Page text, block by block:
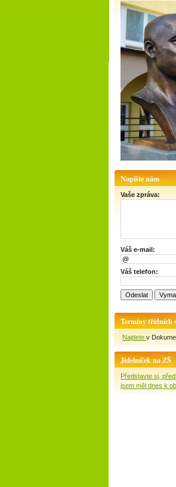
Napište nám
Vaše zpráva:
Váš e-mail:
Váš telefon:
Termíny třídních
Najdete v
Jídelníček na ZŠ
Představte si,
jsem měl dnes k